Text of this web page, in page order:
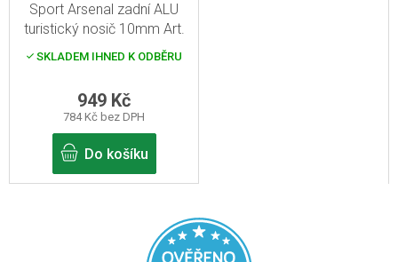
Sport Arsenal zadní ALU
turistický nosič 10mm Art.
215 černý
SKLADEM IHNED K ODBĚRU
784 Kč bez DPH
949 Kč
Do košíku